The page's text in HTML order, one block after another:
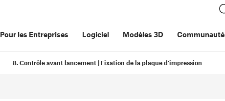
Pour les Entreprises Logiciel Modèles 3D Communauté
8. Contrôle avant lancement | Fixation de la plaque d'impression